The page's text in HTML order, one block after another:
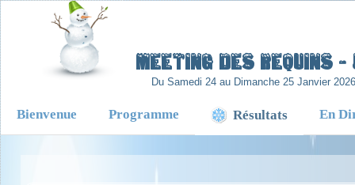
Meeting des Requins -
Du Samedi 24 au Dimanche 25 Janvier 2026
Bienvenue Programme Résultats En